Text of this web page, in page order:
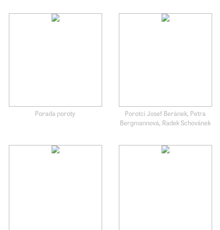
Porada poroty
Porotci Josef Beránek, Petra
Bergmannová, Radek Schovánek